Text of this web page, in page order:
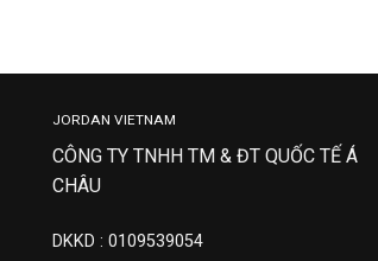
JORDAN VIETNAM
CÔNG TY TNHH TM & ĐT QUỐC TẾ Á
CHÂU
DKKD : 0109539054